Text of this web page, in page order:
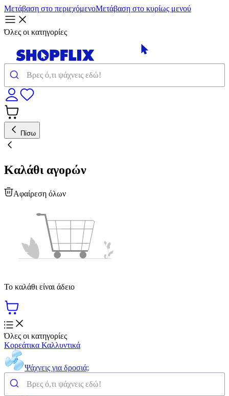
Μετάβαση στο περιεχόμενοΜετάβαση στο κυρίως μενού
Όλες οι κατηγορίες
Πίσω
Καλάθι αγορών
Αφαίρεση όλων
Το καλάθι είναι άδειο
Όλες οι κατηγορίες
Κορεάτικα Καλλυντικά
Ψάχνεις για δροσιά;